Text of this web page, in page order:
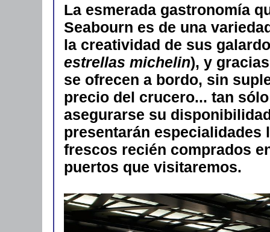
La esmerada gastronomía
Seabourn es de una
la creatividad de sus
estrellas michelin), y
se ofrecen a bordo, sin
precio del crucero... tan
asegurarse su
presentarán
frescos recién comprados
puertos que visitaremos.